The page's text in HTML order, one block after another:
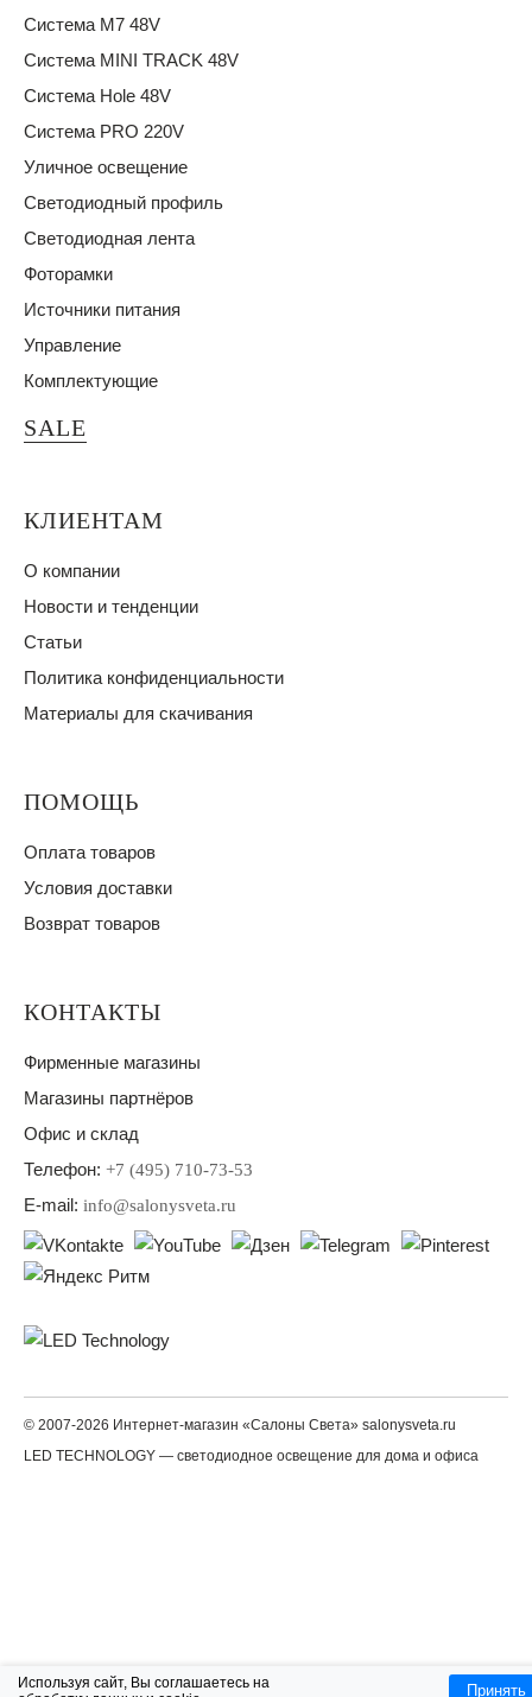
Система M7 48V
Система MINI TRACK 48V
Система Hole 48V
Система PRO 220V
Уличное освещение
Светодиодный профиль
Светодиодная лента
Фоторамки
Источники питания
Управление
Комплектующие
SALE
КЛИЕНТАМ
О компании
Новости и тенденции
Статьи
Политика конфиденциальности
Материалы для скачивания
ПОМОЩЬ
Оплата товаров
Условия доставки
Возврат товаров
КОНТАКТЫ
Фирменные магазины
Магазины партнёров
Офис и склад
Телефон: +7 (495) 710-73-53
E-mail: info@salonysveta.ru
© 2007-2026 Интернет-магазин «Салоны Света» salonysveta.ru
LED TECHNOLOGY — светодиодное освещение для дома и офиса
Принять
Используя сайт, Вы соглашаетесь на